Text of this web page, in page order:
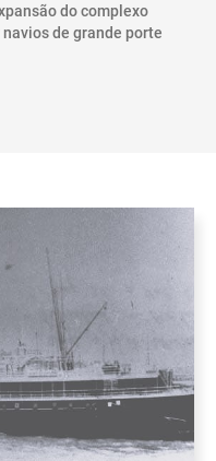
do complexo
de grande porte